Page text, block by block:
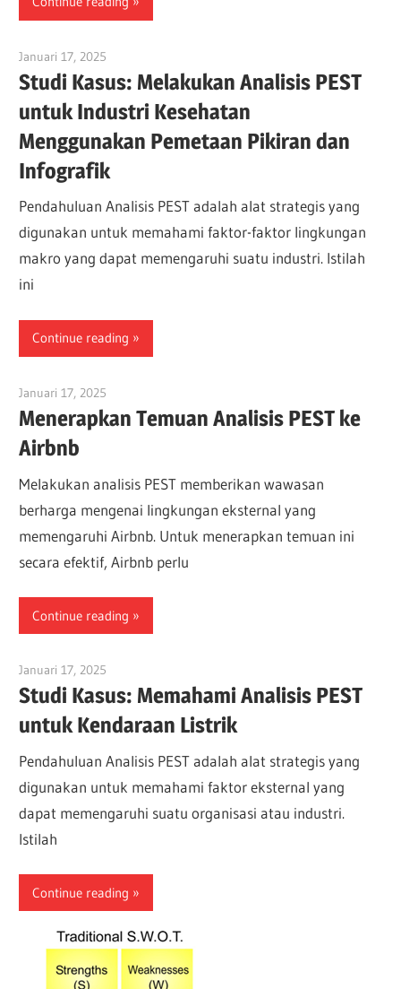
Januari 17, 2025
Studi Kasus: Melakukan Analisis PEST
untuk Industri Kesehatan
Menggunakan Pemetaan Pikiran dan
Infografik
Pendahuluan Analisis PEST adalah alat strategis yang
digunakan untuk memahami faktor-faktor lingkungan
makro yang dapat memengaruhi suatu industri. Istilah
ini
Continue reading
Januari 17, 2025
Menerapkan Temuan Analisis PEST ke
Airbnb
Melakukan analisis PEST memberikan wawasan
berharga mengenai lingkungan eksternal yang
memengaruhi Airbnb. Untuk menerapkan temuan ini
secara efektif, Airbnb perlu
Continue reading
Januari 17, 2025
Studi Kasus: Memahami Analisis PEST
untuk Kendaraan Listrik
Pendahuluan Analisis PEST adalah alat strategis yang
digunakan untuk memahami faktor eksternal yang
dapat memengaruhi suatu organisasi atau industri.
Istilah
Continue reading